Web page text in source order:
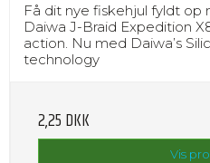
Få dit nye fiskehjul fyldt
Daiwa J-Braid Expedition
action. Nu med Daiwa’s
technology
2,25 DKK
Vis